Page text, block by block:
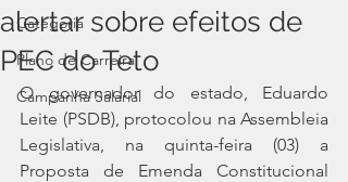
Categoria
Plano de Carreira
Campanha Salarial
alertar sobre efeitos de
PEC do Teto
O governador do estado, Eduardo
Leite (PSDB), protocolou na Assembleia
Legislativa, na quinta-feira (03) a
Proposta de Emenda Constitucional